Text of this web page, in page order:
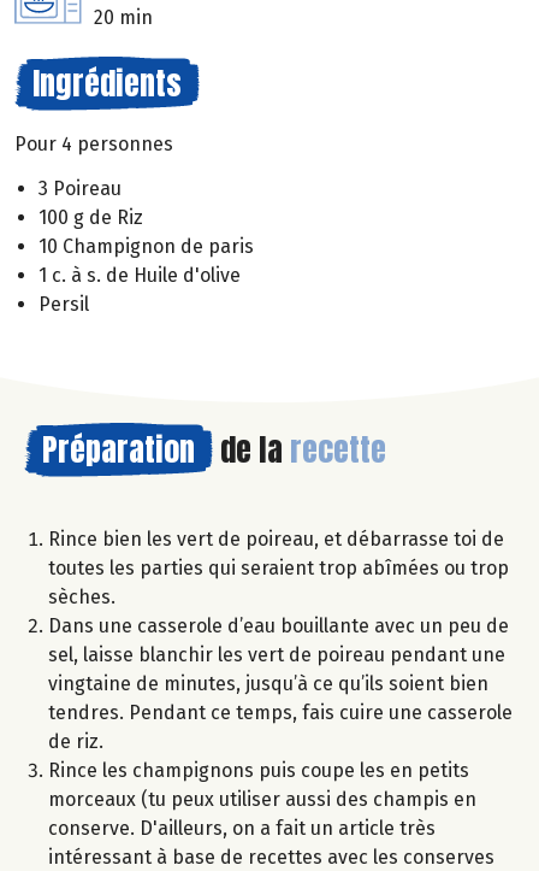
20 min
Ingrédients
Pour 4 personnes
3 Poireau
100 g de Riz
10 Champignon de paris
1 c. à s. de Huile d'olive
Persil
Préparation de la recette
Rince bien les vert de poireau, et débarrasse toi de
toutes les parties qui seraient trop abîmées ou trop
sèches.
Dans une casserole d’eau bouillante avec un peu de
sel, laisse blanchir les vert de poireau pendant une
vingtaine de minutes, jusqu’à ce qu’ils soient bien
tendres. Pendant ce temps, fais cuire une casserole
de riz.
Rince les champignons puis coupe les en petits
morceaux (tu peux utiliser aussi des champis en
conserve. D'ailleurs, on a fait un article très
intéressant à base de recettes avec les conserves